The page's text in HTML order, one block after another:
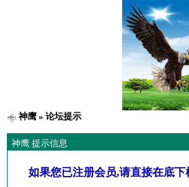
神鹰» 论坛提示
神鹰 提示信息
如果您已注册会员,请直接在底